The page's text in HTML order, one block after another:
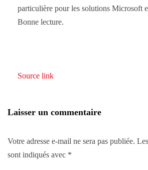
particulière pour les solutions Microsoft
Bonne lecture.
Source link
Laisser un commentaire
Votre adresse e-mail ne sera pas publiée.
sont indiqués avec *